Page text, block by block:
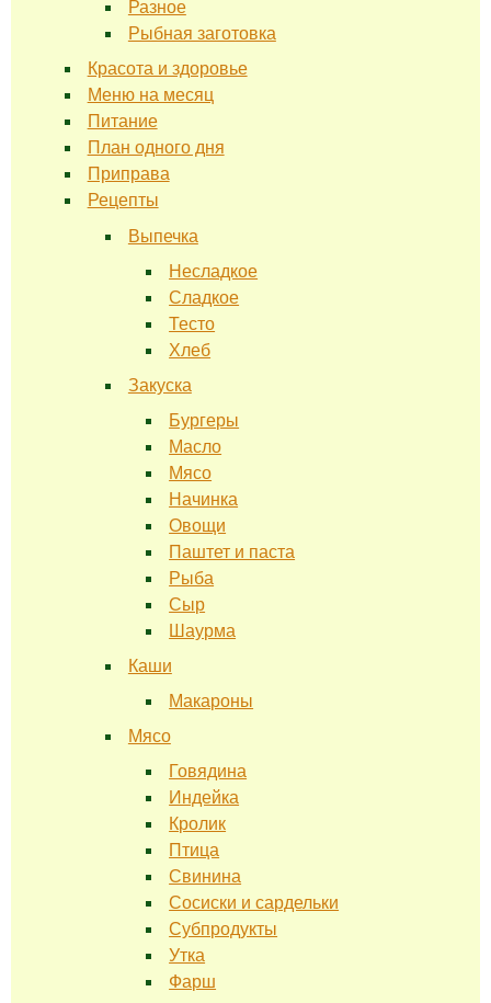
Разное
Рыбная заготовка
Красота и здоровье
Меню на месяц
Питание
План одного дня
Приправа
Рецепты
Выпечка
Несладкое
Сладкое
Тесто
Хлеб
Закуска
Бургеры
Масло
Мясо
Начинка
Овощи
Паштет и паста
Рыба
Сыр
Шаурма
Каши
Макароны
Мясо
Говядина
Индейка
Кролик
Птица
Свинина
Сосиски и сардельки
Субпродукты
Утка
Фарш